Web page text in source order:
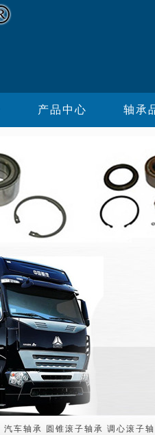
产品中心 轴承
汽车轴承 圆锥滚子轴承 调心滚子